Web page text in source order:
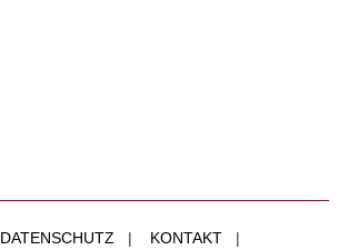
DATENSCHUTZ | KONTAKT|